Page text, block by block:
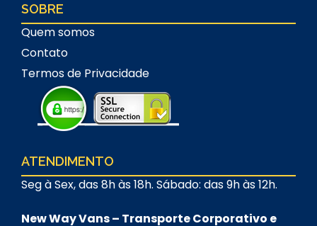
SOBRE
Quem somos
Contato
Termos de Privacidade
ATENDIMENTO
Seg à Sex, das 8h às 18h. Sábado: das 9h às 12h.
New Way Vans – Transporte Corporativo e